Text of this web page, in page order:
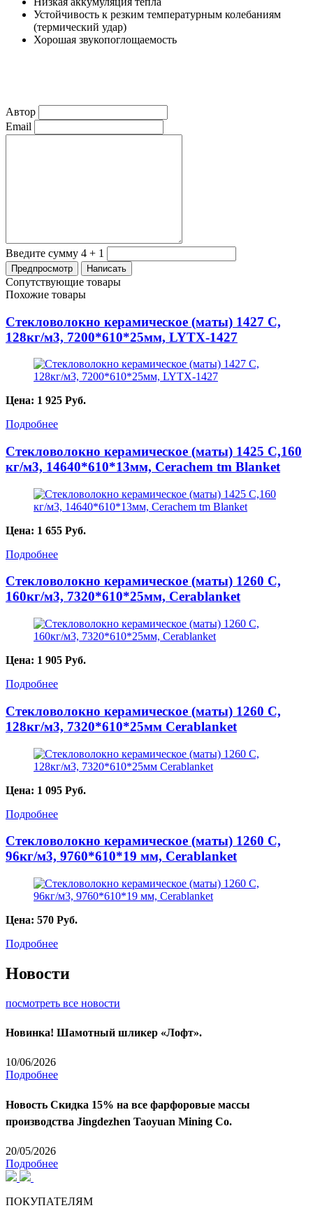
Устойчивость к резким температурным колебаниям
(термический удар)
Хорошая звукопоглощаемость
Автор
Email
Введите сумму 4 + 1
Сопутствующие товары
Похожие товары
Стекловолокно керамическое (маты) 1427 С,
128кг/м3, 7200*610*25мм, LYТX-1427
Цена: 1 925 Руб.
Подробнее
Стекловолокно керамическое (маты) 1425 С,160
кг/м3, 14640*610*13мм, Cerachem tm Blanket
Цена: 1 655 Руб.
Подробнее
Стекловолокно керамическое (маты) 1260 С,
160кг/м3, 7320*610*25мм, Cerablanket
Цена: 1 905 Руб.
Подробнее
Стекловолокно керамическое (маты) 1260 С,
128кг/м3, 7320*610*25мм Cerablanket
Цена: 1 095 Руб.
Подробнее
Стекловолокно керамическое (маты) 1260 С,
96кг/м3, 9760*610*19 мм, Cerablanket
Цена: 570 Руб.
Подробнее
Новости
посмотреть все новости
Новинка! Шамотный шликер «Лофт».
10/06/2026
Подробнее
Новость Скидка 15% на все фарфоровые массы
производства Jingdezhen Taoyuan Mining Co.
20/05/2026
Подробнее
ПОКУПАТЕЛЯМ